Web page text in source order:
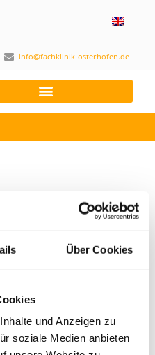
Über Cookies
und Anzeigen zu
soziale Medien anbieten
info@fachklinik-osterhofen.de
betrachtet und auch
viele Möglichkeiten, sich
entspannen und Sport zu